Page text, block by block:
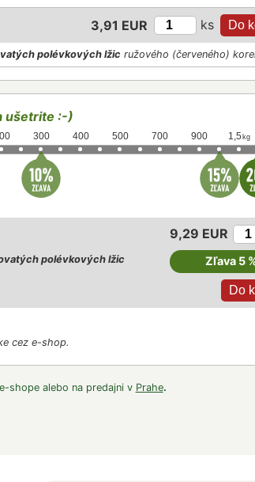
3,91 EUR ks
polévkových lžic ružového (červeného)
ušetrite :-)
300 400 500 700 900 1,5 kg
9,29 EUR
Zľava 5
polévkových lžic
cez e-shop.
shope alebo na predajni v Prahe.